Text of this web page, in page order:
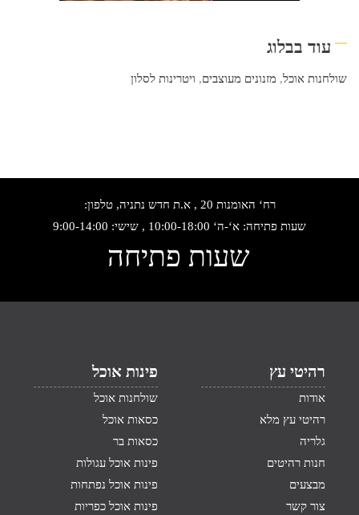
עוד בבלוג
שולחנות אוכל, מזנונים מעוצבים, ויטרינות לסלון
רח‘ האומנות 20 , א.ת חדש נתניה, טלפון:
שעות פתיחה: א‘-ה‘ 10:00-18:00 , שישי: 9:00-14:00
שעות פתיחה
רהיטי עץ
אודות
רהיטי עץ מלא
גלריה
חנות רהיטים
מבצעים
צור קשר
פינות אוכל
שולחנות אוכל
כסאות אוכל
כסאות בר
פינות אוכל עגולות
פינות אוכל נפתחות
פינות אוכל כפריות